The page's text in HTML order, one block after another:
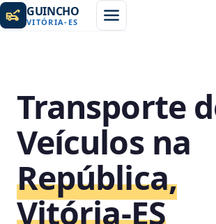
GUINCHO
VITÓRIA- ES
Transporte
Veículos na
República,
Vitória‑ES